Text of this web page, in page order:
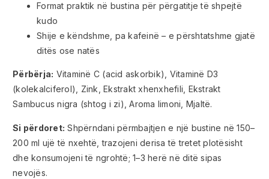
Format praktik në bustina për përgatitje të shpejtë
kudo
Shije e këndshme, pa kafeinë – e përshtatshme gjatë
ditës ose natës
Përbërja: Vitaminë C (acid askorbik), Vitaminë D3
(kolekalciferol), Zink, Ekstrakt xhenxhefili, Ekstrakt
Sambucus nigra (shtog i zi), Aroma limoni, Mjaltë.
Si përdoret: Shpërndani përmbajtjen e një bustine në 150–
200 ml ujë të nxehtë, trazojeni derisa të tretet plotësisht
dhe konsumojeni të ngrohtë; 1–3 herë në ditë sipas
nevojës.